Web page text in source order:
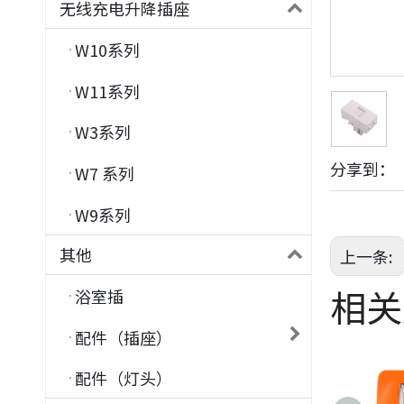
无线充电升降插座
W10系列
W11系列
W3系列
W7 系列
W9系列
其他
浴室插
配件（插座）
配件（灯头）
分享到：
上一条:
相